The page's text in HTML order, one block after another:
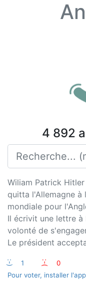
4 892
Wiliam Patrick
quitta l'Allemagne à
mondiale pour
Il écrivit une lettre à
volonté de
Le président
:-) 1 :-(
0
Pour voter, installer